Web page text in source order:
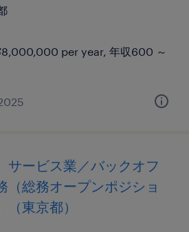
per year, 年収600 ～
サービス業／バックオフ
（総務オープンポジショ
東京都）